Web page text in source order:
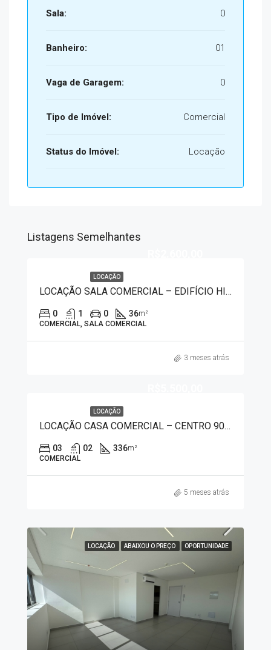
Sala: 0
Banheiro: 01
Vaga de Garagem: 0
Tipo de Imóvel: Comercial
Status do Imóvel: Locação
Listagens Semelhantes
LOCAÇÃO
LOCAÇÃO SALA COMERCIAL – EDIFÍCIO HIGH BUSINESS 7502
0 1 0 36m²
COMERCIAL, SALA COMERCIAL
3 meses atrás
LOCAÇÃO
LOCAÇÃO CASA COMERCIAL – CENTRO 90041
03 02 336m²
COMERCIAL
5 meses atrás
LOCAÇÃO ABAIXOU O PREÇO OPORTUNIDADE